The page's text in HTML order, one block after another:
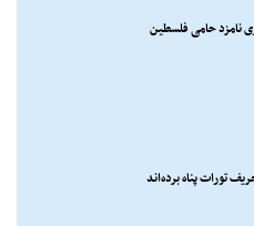
نامزد حامی فلسطین
تورات پناه برده‌اند